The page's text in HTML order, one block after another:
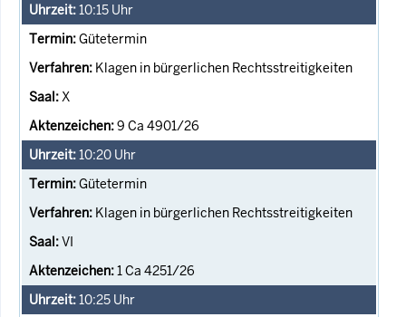
10:15 Uhr
Gütetermin
Klagen in bürgerlichen Rechtsstreitigkeiten
X
9 Ca 4901/26
10:20 Uhr
Gütetermin
Klagen in bürgerlichen Rechtsstreitigkeiten
VI
1 Ca 4251/26
10:25 Uhr